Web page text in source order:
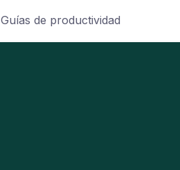
Guías de productividad